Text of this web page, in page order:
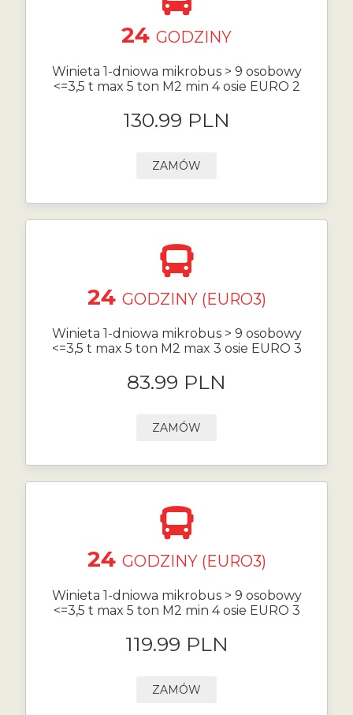
24 GODZINY
Winieta 1-dniowa mikrobus > 9 osobowy
<=3,5 t max 5 ton M2 min 4 osie EURO 2
130.99 PLN
ZAMÓW
24 GODZINY (EURO3)
Winieta 1-dniowa mikrobus > 9 osobowy
<=3,5 t max 5 ton M2 max 3 osie EURO 3
83.99 PLN
ZAMÓW
24 GODZINY (EURO3)
Winieta 1-dniowa mikrobus > 9 osobowy
<=3,5 t max 5 ton M2 min 4 osie EURO 3
119.99 PLN
ZAMÓW